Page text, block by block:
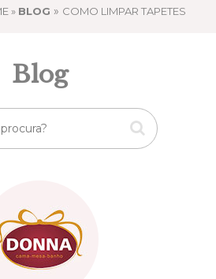
» BLOG » COMO LIMPAR TAPETES
Blog